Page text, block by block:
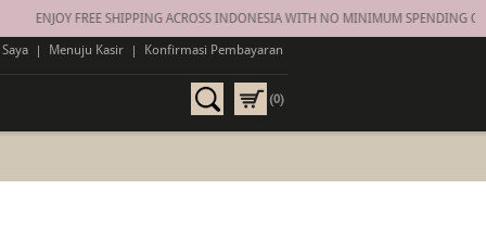
ENJOY FREE SHIPPING ACROSS INDONESIA WITH NO MINIMUM SPENDING ON
| Menuju Kasir | Konfirmasi Pembayaran
(0)